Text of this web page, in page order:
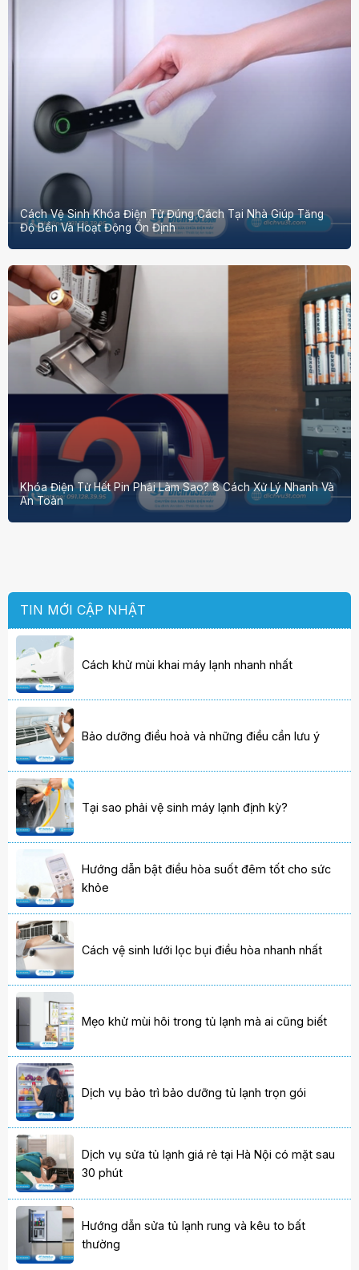
Cách Vệ Sinh Khóa Điện Tử Đúng Cách Tại Nhà Giúp Tăng
Độ Bền Và Hoạt Động Ổn Định
Khóa Điện Tử Hết Pin Phải Làm Sao? 8 Cách Xử Lý Nhanh Và
An Toàn
TIN MỚI CẬP NHẬT
Cách khử mùi khai máy lạnh nhanh nhất
Bảo dưỡng điều hoà và những điều cần lưu ý
Tại sao phải vệ sinh máy lạnh định kỳ?
Hướng dẫn bật điều hòa suốt đêm tốt cho sức
khỏe
Cách vệ sinh lưới lọc bụi điều hòa nhanh nhất
Mẹo khử mùi hôi trong tủ lạnh mà ai cũng biết
Dịch vụ bảo trì bảo dưỡng tủ lạnh trọn gói
Dịch vụ sửa tủ lạnh giá rẻ tại Hà Nội có mặt sau
30 phút
Hướng dẫn sửa tủ lạnh rung và kêu to bất
thường